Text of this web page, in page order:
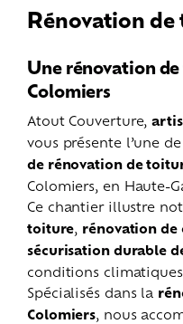
Rénovation de
Une rénovation
Colomiers
Atout Couverture,
vous présente l’une
de rénovation de
Colomiers, en Haute-
Ce chantier illustre
toiture, rénovation de
sécurisation durable
conditions
Spécialisés dans la
Colomiers, nous